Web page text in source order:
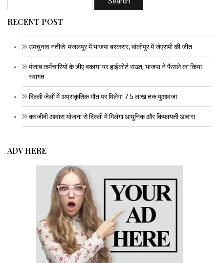
RECENT POST
उपचुनाव नतीजे: मंजलपुर में भाजपा बरकरार, बांकीपुर में जेएसपी की जीत
पंजाब कर्मचारियों के डीए बकाया पर हाईकोर्ट सख्त, भाजपा ने फैसले का किया
स्वागत
दिल्ली जेलों में अप्राकृतिक मौत पर मिलेगा 7.5 लाख तक मुआवजा
करजीवी आवास योजना से दिल्ली में मिलेगा आधुनिक और किफायती आवास
ADV HERE